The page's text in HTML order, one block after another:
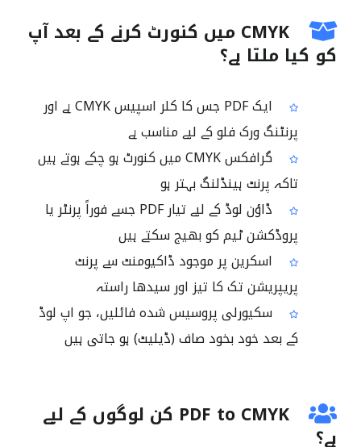
CMYK میں کنورٹ کرنے کے بعد آپ
کو کیا ملتا ہے؟
ایک PDF جس کا کلر اسپیس CMYK ہے اور
پرنٹنگ ورک فلو کے لیے مناسب ہے
گرافکس CMYK میں کنورٹ ہو چکے ہوتے ہیں
تاکہ پرنٹ ہینڈلنگ بہتر ہو
ڈاؤن لوڈ کے لیے تیار PDF جسے فوراً پرنٹر یا
پروڈکشن ٹیم کو بھیج سکتے ہیں
اسکرین پر موجود ڈاکیومنٹ سے پرنٹ
پریپریشن تک کا تیز اور سیدھا راستہ
سکیورلی پروسیس شدہ فائلیں، جو اپ لوڈ
کے بعد خود بخود صاف (ڈیلیٹ) ہو جاتی ہیں
PDF to CMYK کن لوگوں کے لیے
ہے؟